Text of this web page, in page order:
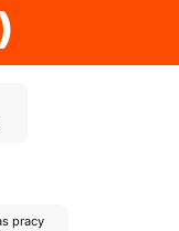
pracy